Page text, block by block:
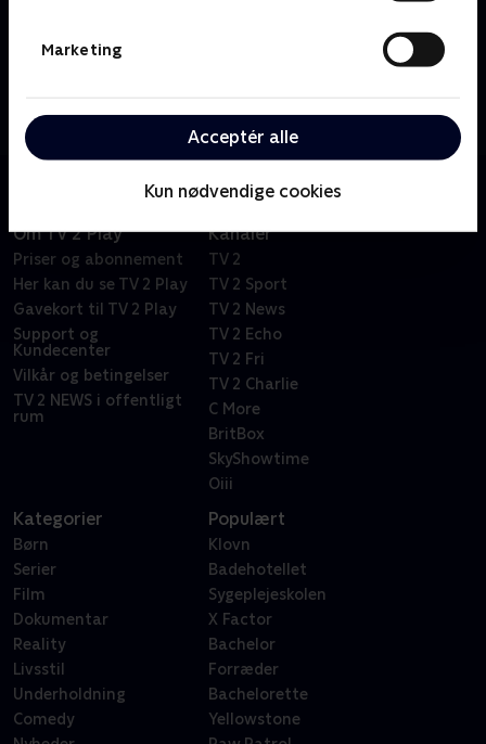
Marketing
Acceptér alle
Kun nødvendige cookies
Lillefinger og Myren er bedste venner, men det er
ikke altid nemt at være venner med nogen, for
bestemme?
Om TV 2 Play
Priser og abonnement
Her kan du se TV 2 Play
Gavekort til TV 2 Play
Support og
Kundecenter
Vilkår og betingelser
TV 2 NEWS i offentligt
rum
Kanaler
TV 2
TV 2 Sport
TV 2 News
TV 2 Echo
TV 2 Fri
TV 2 Charlie
C More
BritBox
SkyShowtime
Oiii
Kategorier
Børn
Serier
Film
Dokumentar
Reality
Livsstil
Underholdning
Comedy
Populært
Klovn
Badehotellet
Sygeplejeskolen
X Factor
Bachelor
Forræder
Bachelorette
Yellowstone